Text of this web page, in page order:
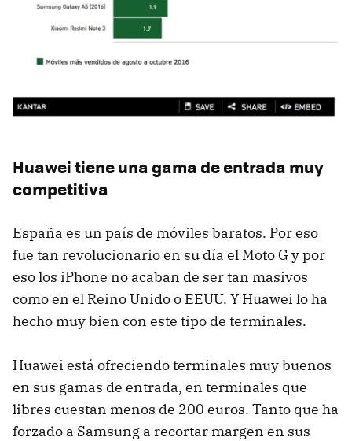
Huawei tiene una gama de entrada muy
competitiva
España es un país de móviles baratos. Por eso
fue tan revolucionario en su día el Moto G y por
eso los iPhone no acaban de ser tan masivos
como en el Reino Unido o EEUU. Y Huawei lo ha
hecho muy bien con este tipo de terminales.
Huawei está ofreciendo terminales muy buenos
en sus gamas de entrada, en terminales que
libres cuestan menos de 200 euros. Tanto que ha
forzado a Samsung a recortar margen en sus